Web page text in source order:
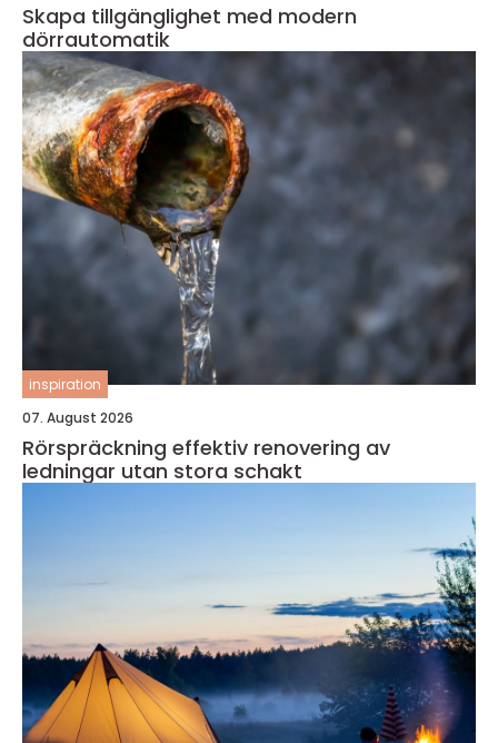
Skapa tillgänglighet med modern
dörrautomatik
inspiration
07. August 2026
Rörspräckning effektiv renovering av
ledningar utan stora schakt